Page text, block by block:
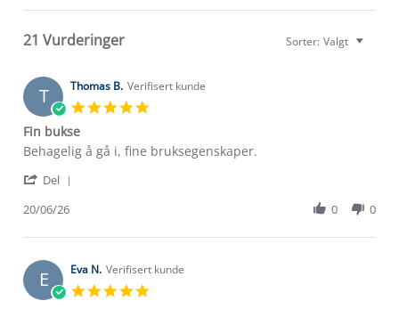
21 Vurderinger Sorter: Valgt
T Thomas B. Verifisert kunde
Fin bukse
Review
Thomas
on
Jun
review
Fin
Behagelig å gå i, fine bruksegenskaper.
Del
Thomas
on
20
Jun
20/06/26 0 0
E Eva N. Verifisert kunde